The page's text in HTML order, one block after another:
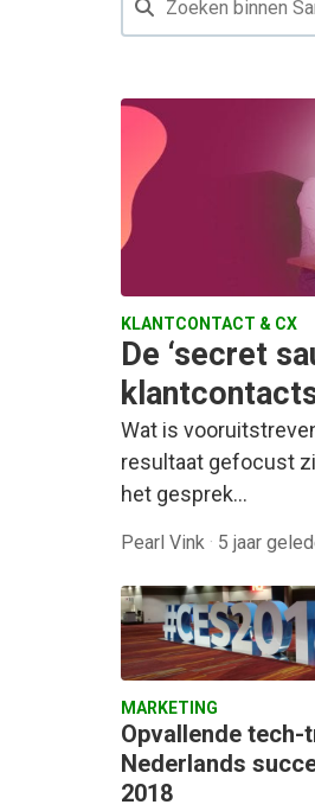
KLANTCONTACT & CX
De ‘secret
Wat is
resultaat gefocust
het gesprek…
Pearl Vink · 5 jaar
MARKETING
Opvallende tech-
Nederlands
2018